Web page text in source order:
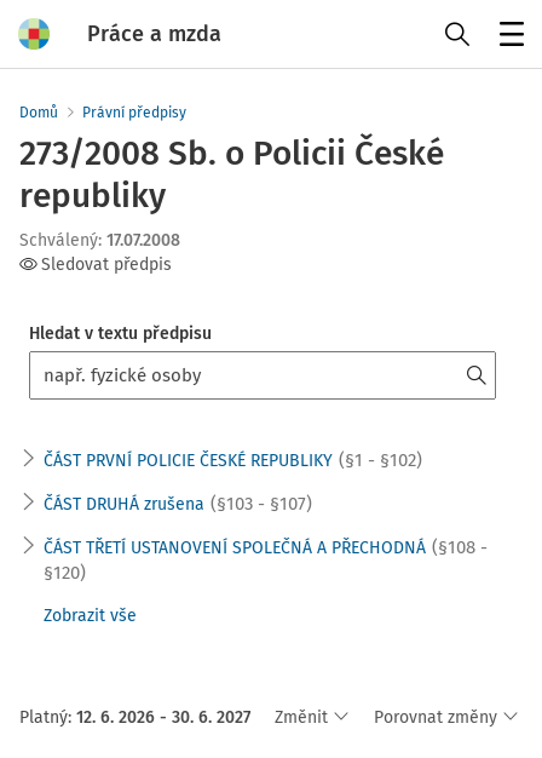
Práce a mzda
Domů Právní předpisy
273/2008 Sb. o Policii České
republiky
Schválený: 17.07.2008
Sledovat předpis
Hledat v textu předpisu
ČÁST PRVNÍ POLICIE ČESKÉ REPUBLIKY (§1 - §102)
ČÁST DRUHÁ zrušena (§103 - §107)
ČÁST TŘETÍ USTANOVENÍ SPOLEČNÁ A PŘECHODNÁ (§108 -
§120)
Zobrazit vše
Platný: 12. 6. 2026 - 30. 6. 2027 Změnit Porovnat změny